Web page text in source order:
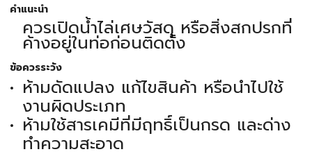
คำแนะนำ
ควรเปิดน้ำไล่เศษวัสดุ หรือสิ่งสกปรกที่
ค้างอยู่ในท่อก่อนติดตั้ง
ข้อควรระวัง
ห้ามดัดแปลง แก้ไขสินค้า หรือนำไปใช้
งานผิดประเภท
ห้ามใช้สารเคมีที่มีฤทธิ์เป็นกรด และด่าง
ทำความสะอาด